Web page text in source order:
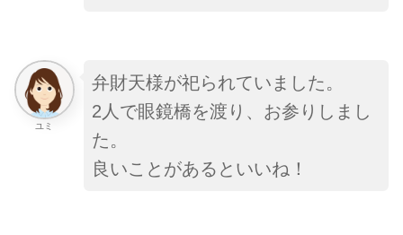
ユミ
弁財天様が祀られていました。
2人で眼鏡橋を渡り、お参りしまし
た。
良いことがあるといいね！